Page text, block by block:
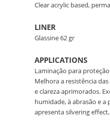
Clear acrylic based,
LINER
Glassine 62 gr
APPLICATIONS
Laminação para
Melhora a resistência
e clareza aprimorados.
humidade, à abrasão e
apresenta silvering